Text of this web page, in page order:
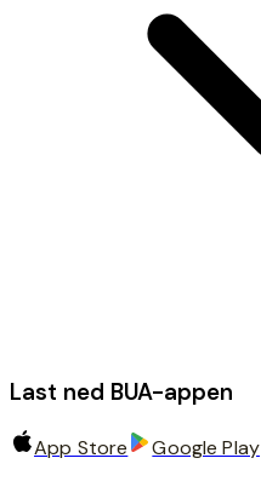
Last ned BUA-appen
App Store Google Play